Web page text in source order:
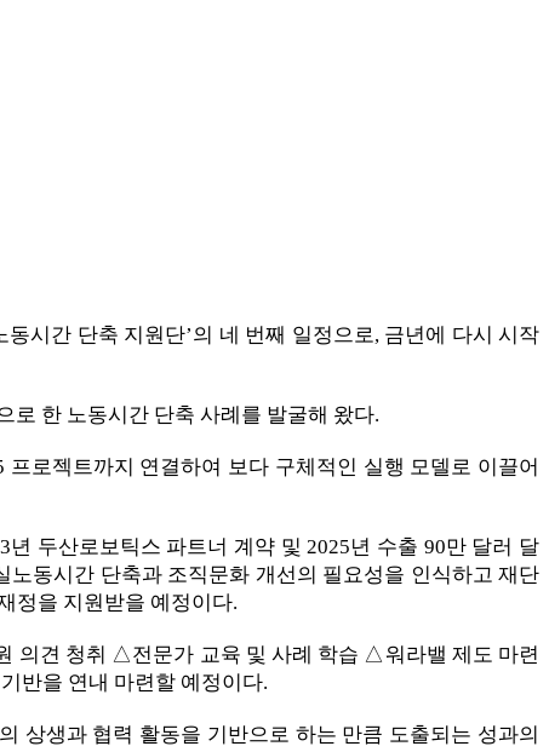
시간 단축 지원단’의 네 번째 일정으로, 금년에 다시 시작
로 한 노동시간 단축 사례를 발굴해 왔다.
로젝트까지 연결하여 보다 구체적인 실행 모델로 이끌어
두산로보틱스 파트너 계약 및 2025년 수출 90만 달러 달
동시간 단축과 조직문화 개선의 필요성을 인식하고 재단
정을 지원받을 예정이다.
의견 청취 △전문가 교육 및 사례 학습 △워라밸 제도 마련
반을 연내 마련할 예정이다.
상생과 협력 활동을 기반으로 하는 만큼 도출되는 성과의